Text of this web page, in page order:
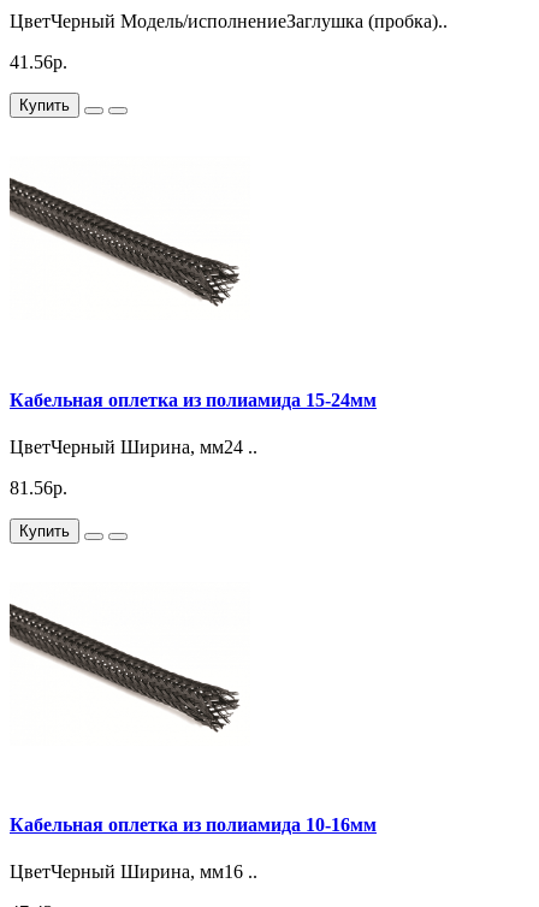
ЦветЧерный Модель/исполнениеЗаглушка (пробка)..
41.56р.
Купить
Кабельная оплетка из полиамида 15-24мм
ЦветЧерный Ширина, мм24 ..
81.56р.
Купить
Кабельная оплетка из полиамида 10-16мм
ЦветЧерный Ширина, мм16 ..